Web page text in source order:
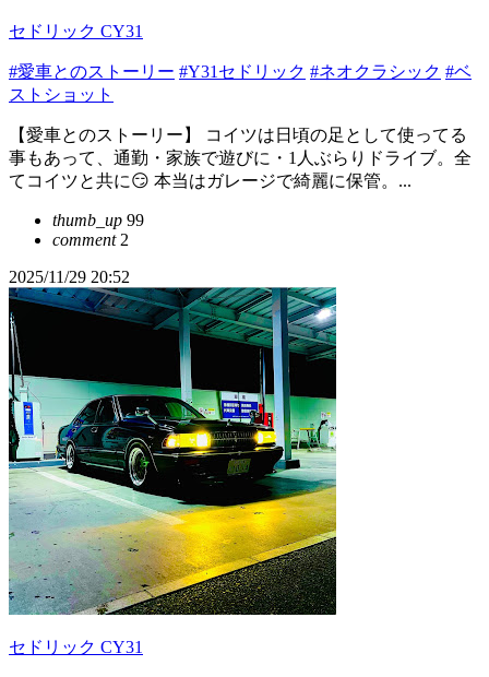
セドリック CY31
#愛車とのストーリー #Y31セドリック #ネオクラシック #ベ
ストショット
【愛車とのストーリー】 コイツは日頃の足として使ってる
事もあって、通勤・家族で遊びに・1人ぶらりドライブ。全
てコイツと共に😏 本当はガレージで綺麗に保管。...
thumb_up 99
comment2
2025/11/29 20:52
セドリック CY31